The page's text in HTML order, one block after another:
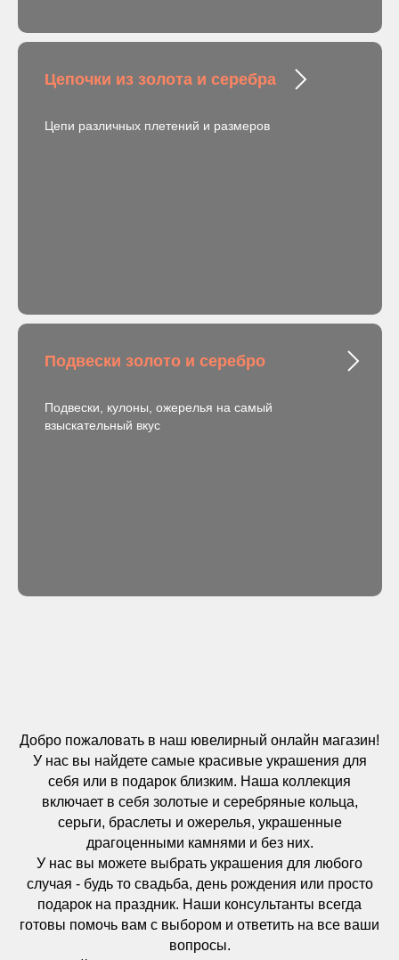
Цепочки из золота и серебра
Цепи различных плетений и размеров
Подвески золото и серебро
Подвески, кулоны, ожерелья на самый
взыскательный вкус
Добро пожаловать в наш ювелирный онлайн магазин!
У нас вы найдете самые красивые украшения для
себя или в подарок близким. Наша коллекция
включает в себя золотые и серебряные кольца,
серьги, браслеты и ожерелья, украшенные
драгоценными камнями и без них.
У нас вы можете выбрать украшения для любого
случая - будь то свадьба, день рождения или просто
подарок на праздник. Наши консультанты всегда
готовы помочь вам с выбором и ответить на все ваши
вопросы.